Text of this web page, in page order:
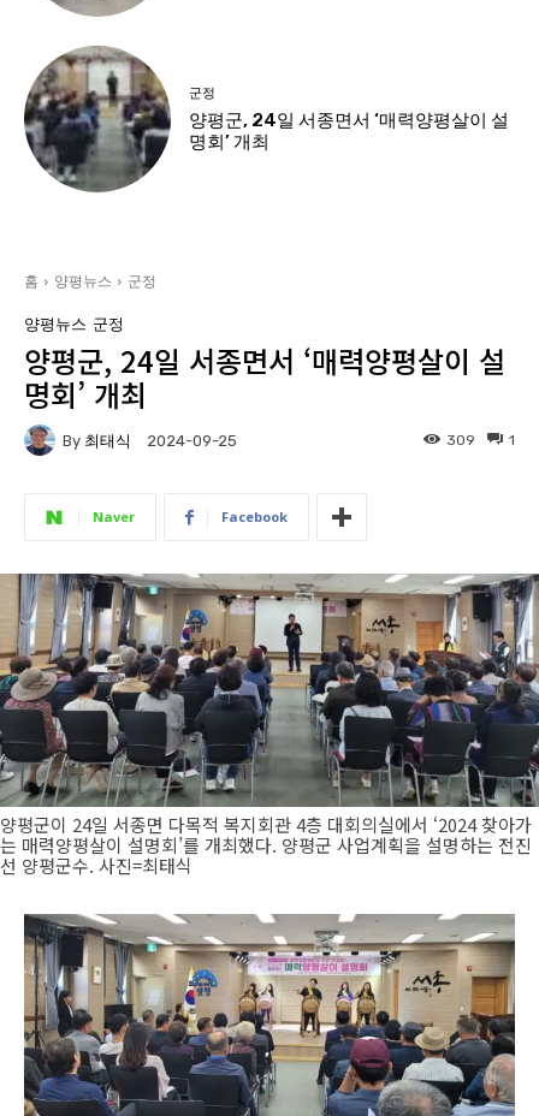
군정
양평군, 24일 서종면서 ‘매력양평살이 설
명회’ 개최